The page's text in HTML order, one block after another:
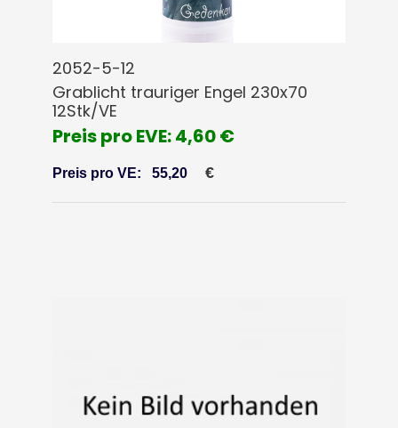
2052-5-12
Grablicht trauriger Engel 230x70
12Stk/VE
Preis pro EVE: 4,60 €
Preis pro VE: 55,20 €